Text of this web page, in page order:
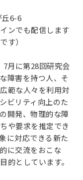
6-6
ンでも配信します
す）
7月に第28回研究会
障害を持つ人、そ
範な人々を利用対
ビリティ向上のた
開発、物理的な障
や要求を推定でき
に対応できる新た
に交流をおこな
的としています。